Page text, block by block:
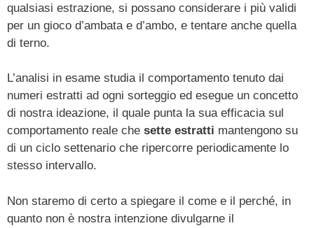
qualsiasi estrazione, si possano considerare i più validi
per un gioco d’ambata e d’ambo, e tentare anche quella
di terno.
L’analisi in esame studia il comportamento tenuto dai
numeri estratti ad ogni sorteggio ed esegue un concetto
di nostra ideazione, il quale punta la sua efficacia sul
comportamento reale che sette estratti mantengono su
di un ciclo settenario che ripercorre periodicamente lo
stesso intervallo.
Non staremo di certo a spiegare il come e il perché, in
quanto non è nostra intenzione divulgarne il